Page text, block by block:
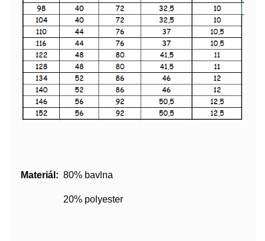
Materiál: 80% bavlna
20% polyester